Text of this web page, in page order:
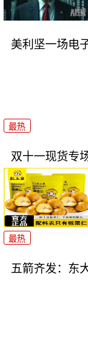
美利坚一场电
最热
双十一现货专
最热
五箭齐发：东